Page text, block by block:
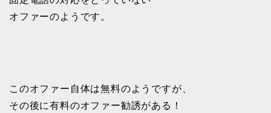
オファーのようです。
このオファー自体は無料のようですが、
その後に有料のオファー勧誘がある！